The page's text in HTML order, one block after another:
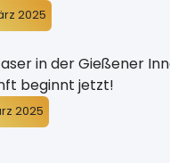
2025
in der Gießener
beginnt jetzt!
2025